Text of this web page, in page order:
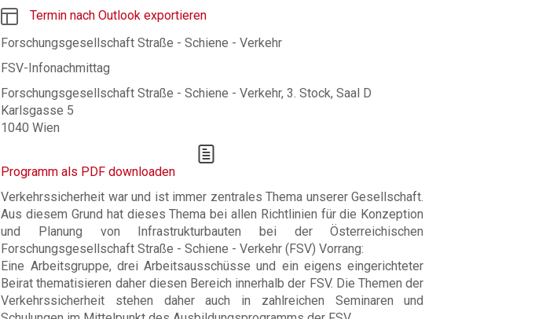
Termin nach Outlook exportieren
Forschungsgesellschaft Straße - Schiene - Verkehr
FSV-Infonachmittag
Forschungsgesellschaft Straße - Schiene - Verkehr, 3. Stock, Saal D
Karlsgasse 5
1040 Wien
Programm als PDF downloaden
Verkehrssicherheit war und ist immer zentrales Thema unserer Gesellschaft.
Aus diesem Grund hat dieses Thema bei allen Richtlinien für die Konzeption
und Planung von Infrastrukturbauten bei der Österreichischen
Forschungsgesellschaft Straße - Schiene - Verkehr (FSV) Vorrang:
Eine Arbeitsgruppe, drei Arbeitsausschüsse und ein eigens eingerichteter
Beirat thematisieren daher diesen Bereich innerhalb der FSV. Die Themen der
Verkehrssicherheit stehen daher auch in zahlreichen Seminaren und